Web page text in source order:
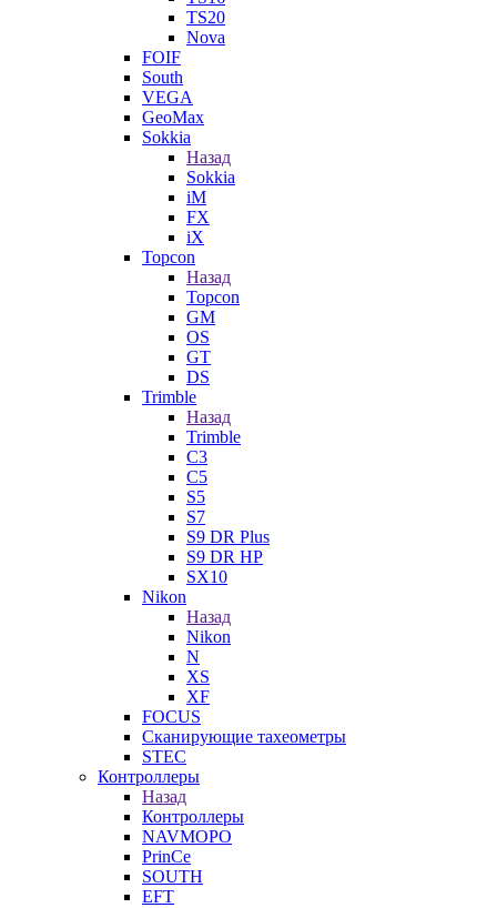
TS20
Nova
FOIF
South
VEGA
GeoMax
Sokkia
Назад
Sokkia
iM
FX
iX
Topcon
Назад
Topcon
GM
OS
GT
DS
Trimble
Назад
Trimble
C3
C5
S5
S7
S9 DR Plus
S9 DR HP
SX10
Nikon
Назад
Nikon
N
XS
XF
FOCUS
Сканирующие тахеометры
STEC
Контроллеры
Назад
Контроллеры
NAVMOPO
PrinCe
SOUTH
EFT